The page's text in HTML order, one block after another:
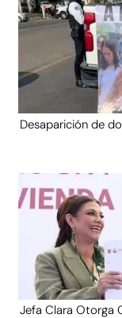
Desaparición de
Jefa Clara Otorga